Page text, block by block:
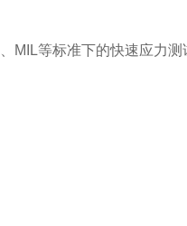
MIL等标准下的快速应力测